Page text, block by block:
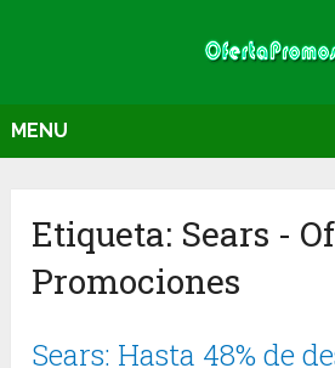
MENU
Etiqueta: Sears -
Promociones
Sears: Hasta 48% de